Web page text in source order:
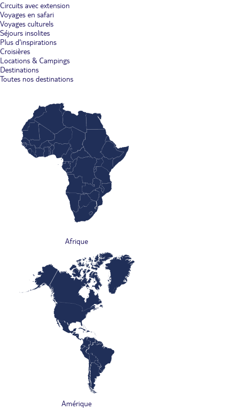
Circuits avec extension
Voyages en safari
Voyages culturels
Séjours insolites
Plus d'inspirations
Croisières
Locations & Campings
Destinations
Toutes nos destinations
Afrique
Amérique